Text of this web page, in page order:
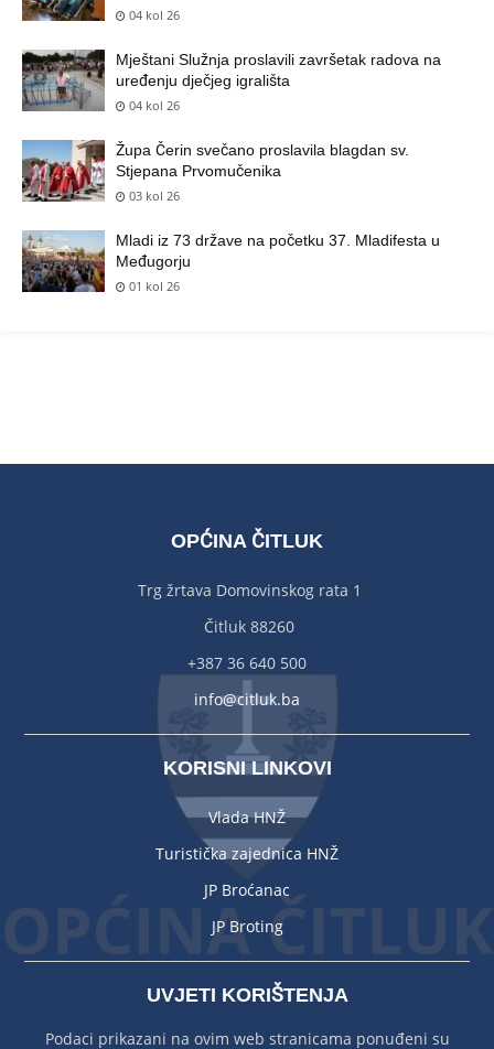
04 kol 26
Mještani Služnja proslavili završetak radova na
uređenju dječjeg igrališta
04 kol 26
Župa Čerin svečano proslavila blagdan sv.
Stjepana Prvomučenika
03 kol 26
Mladi iz 73 države na početku 37. Mladifesta u
Međugorju
01 kol 26
OPĆINA ČITLUK
Trg žrtava Domovinskog rata 1
Čitluk 88260
+387 36 640 500
info@citluk.ba
KORISNI LINKOVI
Vlada HNŽ
Turistička zajednica HNŽ
JP Broćanac
JP Broting
UVJETI KORIŠTENJA
Podaci prikazani na ovim web stranicama ponuđeni su